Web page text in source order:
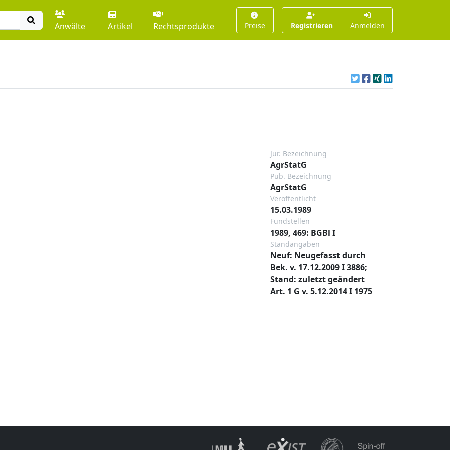
Anwälte Artikel Rechtsprodukte Preise Registrieren Anmelden
Jur. Bezeichnung
AgrStatG
Pub. Bezeichnung
AgrStatG
Veröffentlicht
15.03.1989
Fundstellen
1989, 469: BGBl I
Standangaben
Neuf: Neugefasst durch
Bek. v. 17.12.2009 I 3886;
Stand: zuletzt geändert
Art. 1 G v. 5.12.2014 I 1975